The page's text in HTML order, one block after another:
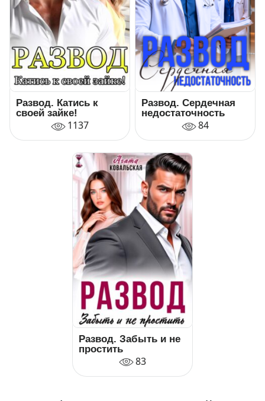
Развод. Катись к
своей зайке!
1137
Развод. Сердечная
недостаточность
84
Развод. Забыть и не
простить
83